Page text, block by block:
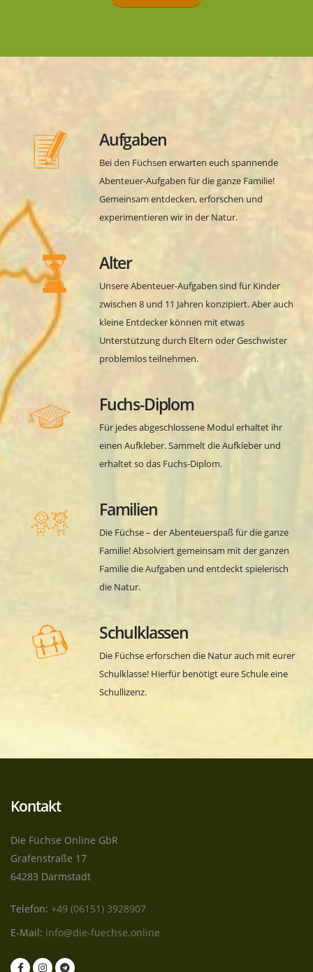
Aufgaben
Bei den Füchsen erwarten euch spannende
Abenteuer-Aufgaben für die ganze Familie!
Gemeinsam entdecken, erforschen und
experimentieren wir in der Natur.
Alter
Unsere Abenteuer-Aufgaben sind für Kinder
zwischen 8 und 11 Jahren konzipiert. Aber auch
kleine Entdecker können mit etwas
Unterstützung durch Eltern oder Geschwister
problemlos teilnehmen.
Fuchs-Diplom
Für jedes abgeschlossene Modul erhaltet ihr
einen Aufkleber. Sammelt die Aufkleber und
erhaltet so das Fuchs-Diplom.
Familien
Die Füchse – der Abenteuerspaß für die ganze
Familie! Absolviert gemeinsam mit der ganzen
Familie die Aufgaben und entdeckt spielerisch
die Natur.
Schulklassen
Die Füchse erforschen die Natur auch mit eurer
Schulklasse! Hierfür benötigt eure Schule eine
Schullizenz.
Kontakt
Die Füchse Online GbR
Grafenstraße 17
64283 Darmstadt
Telefon: +49 (06151) 3928907
E-Mail: info@die-fuechse.online